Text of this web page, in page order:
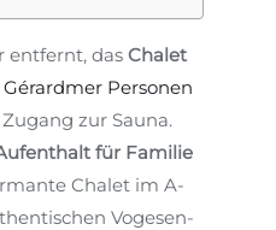
entfernt, das Chalet
Gérardmer Personen
zur Sauna.
für Familie
Chalet im A-
Vogesen-